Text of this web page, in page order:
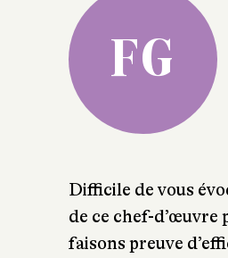
FG
Difficile de vous
de ce chef-d’œuvre
faisons preuve